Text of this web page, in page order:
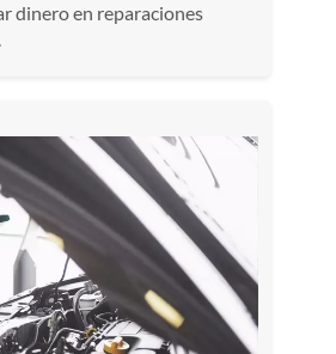
dinero en reparaciones